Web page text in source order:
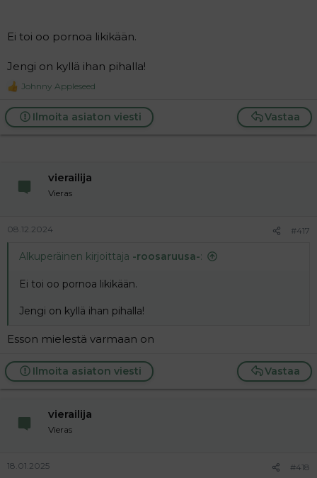
kieltäytyminen pohjautuu kattojärjestön
Ei toi oo pornoa likikään.
Jengi on kyllä ihan pihalla!
R
a
c
t
Johnny Appleseed
Vastaa
Ilmoita asiaton viesti
vierailija
Vieras
08.12.2024 #417
Alkuperäinen kirjoittaja -roosaruusa-:
Ei toi oo pornoa likikään.
Jengi on kyllä ihan pihalla!
Esson mielestä varmaan on
Vastaa
Ilmoita asiaton viesti
vierailija
Vieras
18.01.2025 #418